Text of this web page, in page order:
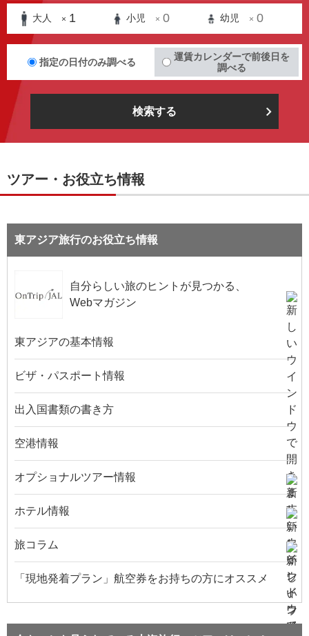
大人 × 1 小児 × 0 幼児 × 0
指定の日付のみ調べる
運賃カレンダーで前後日を
調べる
検索する
ツアー・お役立ち情報
東アジア旅行のお役立ち情報
自分らしい旅のヒントが見つかる、
Webマガジン
東アジアの基本情報
ビザ・パスポート情報
出入国書類の書き方
空港情報
オプショナルツアー情報
ホテル情報
旅コラム
「現地発着プラン」航空券をお持ちの方にオススメ